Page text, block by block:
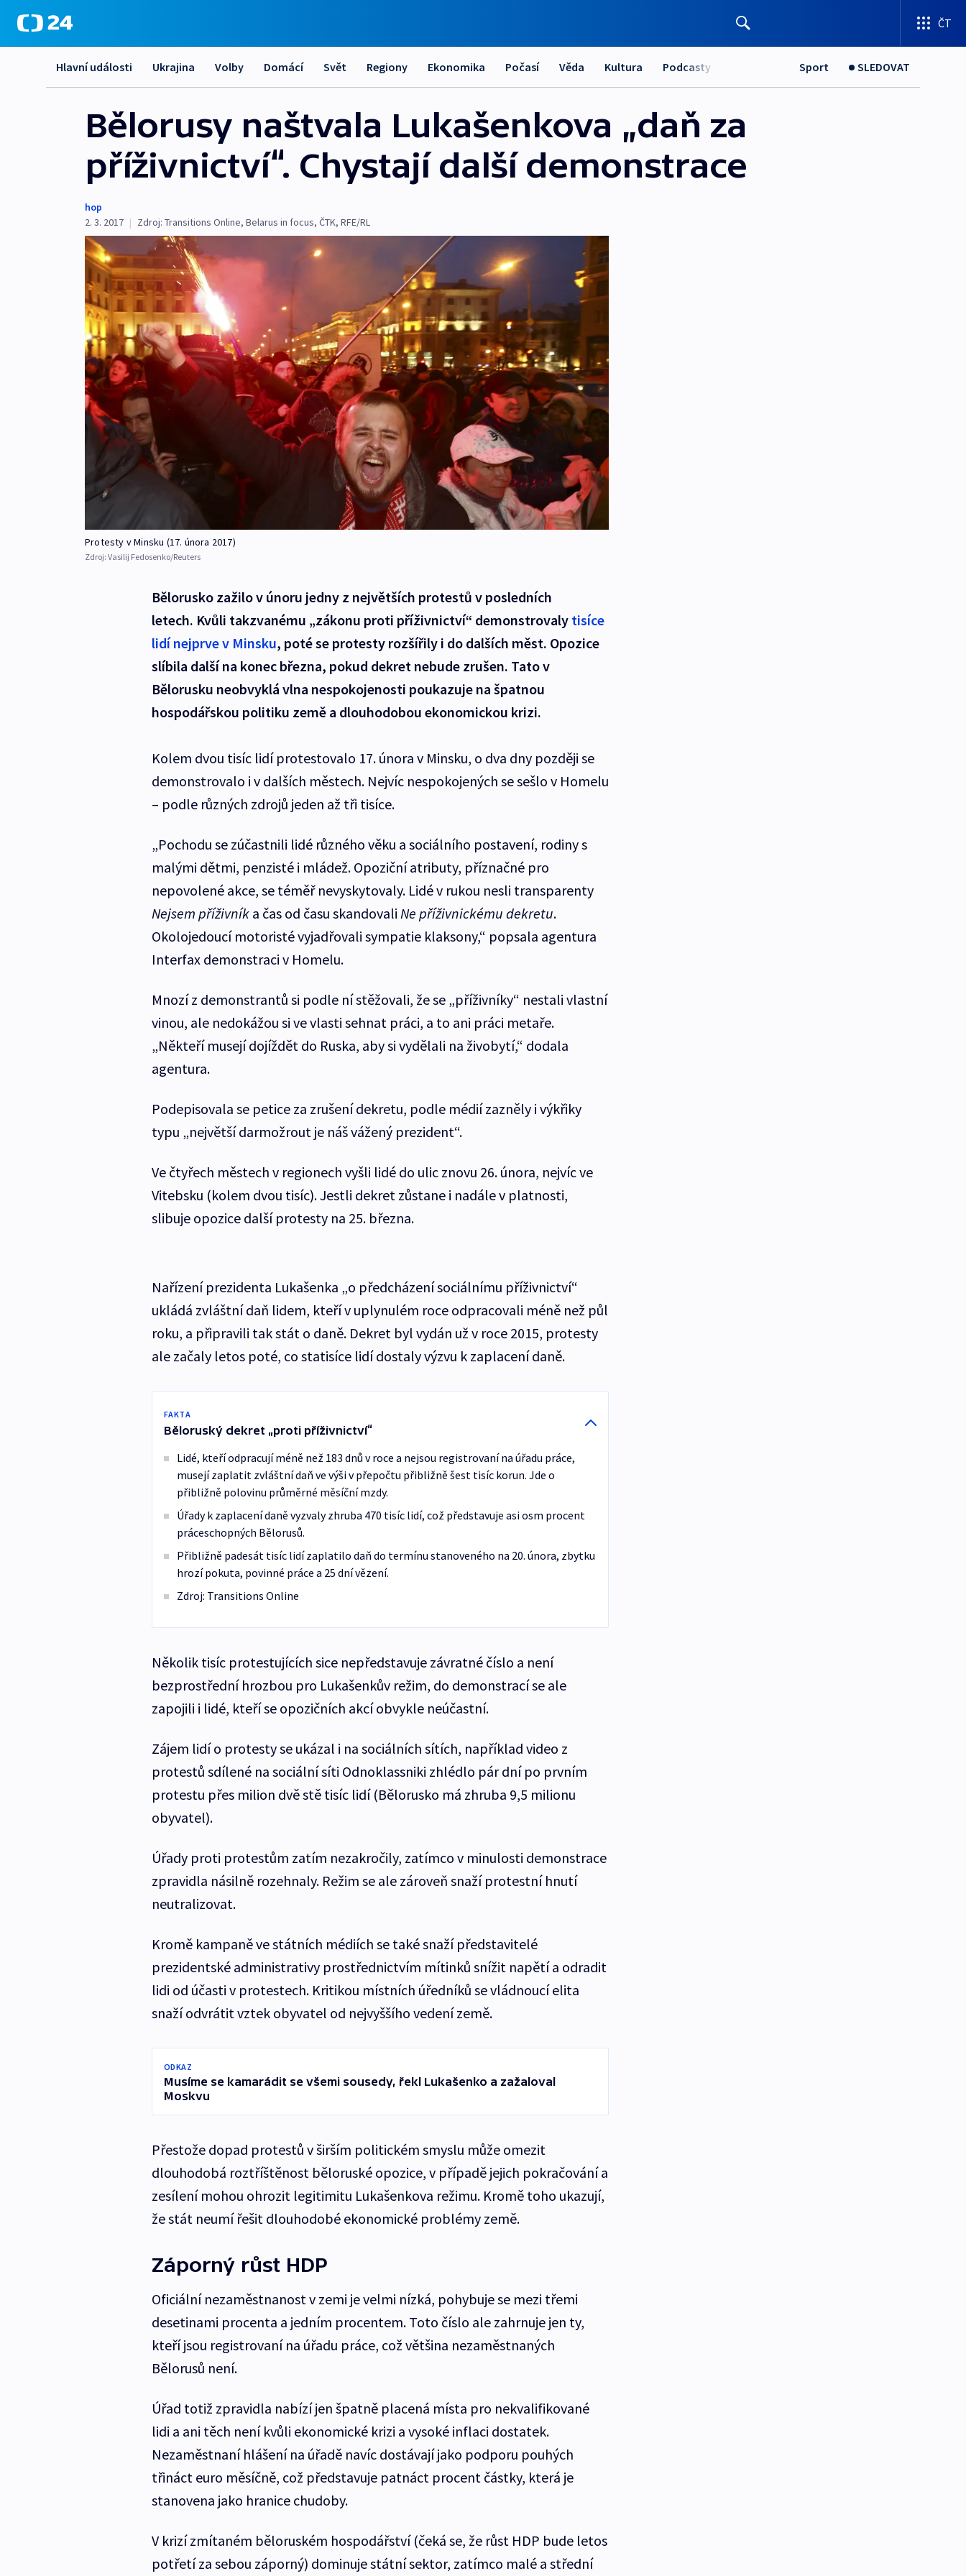
ČT
Hlavní události Ukrajina Volby Domácí Svět Regiony Ekonomika Počasí Věda Kultura Podcasty Sport SLEDOVAT
Bělorusy naštvala Lukašenkova „daň za
příživnictví“. Chystají další demonstrace
hop
2. 3. 2017 | Zdroj: Transitions Online, Belarus in focus, ČTK, RFE/RL
Protesty v Minsku (17. února 2017)
Zdroj: Vasilij Fedosenko/Reuters
Bělorusko zažilo v únoru jedny z největších protestů v posledních
letech. Kvůli takzvanému „zákonu proti příživnictví“ demonstrovaly tisíce
lidí nejprve v Minsku, poté se protesty rozšířily i do dalších měst. Opozice
slíbila další na konec března, pokud dekret nebude zrušen. Tato v
Bělorusku neobvyklá vlna nespokojenosti poukazuje na špatnou
hospodářskou politiku země a dlouhodobou ekonomickou krizi.
Kolem dvou tisíc lidí protestovalo 17. února v Minsku, o dva dny později se
demonstrovalo i v dalších městech. Nejvíc nespokojených se sešlo v Homelu
– podle různých zdrojů jeden až tři tisíce.
„Pochodu se zúčastnili lidé různého věku a sociálního postavení, rodiny s
malými dětmi, penzisté i mládež. Opoziční atributy, příznačné pro
nepovolené akce, se téměř nevyskytovaly. Lidé v rukou nesli transparenty
Nejsem příživníka čas od času skandovali Ne příživnickému dekretu.
Okolojedoucí motoristé vyjadřovali sympatie klaksony,“ popsala agentura
Interfax demonstraci v Homelu.
Mnozí z demonstrantů si podle ní stěžovali, že se „příživníky“ nestali vlastní
vinou, ale nedokážou si ve vlasti sehnat práci, a to ani práci metaře.
„Někteří musejí dojíždět do Ruska, aby si vydělali na živobytí,“ dodala
agentura.
Podepisovala se petice za zrušení dekretu, podle médií zazněly i výkřiky
typu „největší darmožrout je náš vážený prezident“.
Ve čtyřech městech v regionech vyšli lidé do ulic znovu 26. února, nejvíc ve
Vitebsku (kolem dvou tisíc). Jestli dekret zůstane i nadále v platnosti,
slibuje opozice další protesty na 25. března.
Nařízení prezidenta Lukašenka „o předcházení sociálnímu příživnictví“
ukládá zvláštní daň lidem, kteří v uplynulém roce odpracovali méně než půl
roku, a připravili tak stát o daně. Dekret byl vydán už v roce 2015, protesty
ale začaly letos poté, co statisíce lidí dostaly výzvu k zaplacení daně.
FAKTA
Běloruský dekret „proti příživnictví“
Lidé, kteří odpracují méně než 183 dnů v roce a nejsou registrovaní na úřadu práce,
musejí zaplatit zvláštní daň ve výši v přepočtu přibližně šest tisíc korun. Jde o
přibližně polovinu průměrné měsíční mzdy.
Úřady k zaplacení daně vyzvaly zhruba 470 tisíc lidí, což představuje asi osm procent
práceschopných Bělorusů.
Přibližně padesát tisíc lidí zaplatilo daň do termínu stanoveného na 20. února, zbytku
hrozí pokuta, povinné práce a 25 dní vězení.
Zdroj: Transitions Online
Několik tisíc protestujících sice nepředstavuje závratné číslo a není
bezprostřední hrozbou pro Lukašenkův režim, do demonstrací se ale
zapojili i lidé, kteří se opozičních akcí obvykle neúčastní.
Zájem lidí o protesty se ukázal i na sociálních sítích, například video z
protestů sdílené na sociální síti Odnoklassniki zhlédlo pár dní po prvním
protestu přes milion dvě stě tisíc lidí (Bělorusko má zhruba 9,5 milionu
obyvatel).
Úřady proti protestům zatím nezakročily, zatímco v minulosti demonstrace
zpravidla násilně rozehnaly. Režim se ale zároveň snaží protestní hnutí
neutralizovat.
Kromě kampaně ve státních médiích se také snaží představitelé
prezidentské administrativy prostřednictvím mítinků snížit napětí a odradit
lidi od účasti v protestech. Kritikou místních úředníků se vládnoucí elita
snaží odvrátit vztek obyvatel od nejvyššího vedení země.
ODKAZ
Musíme se kamarádit se všemi sousedy, řekl Lukašenko a zažaloval
Moskvu
Přestože dopad protestů v širším politickém smyslu může omezit
dlouhodobá roztříštěnost běloruské opozice, v případě jejich pokračování a
zesílení mohou ohrozit legitimitu Lukašenkova režimu. Kromě toho ukazují,
že stát neumí řešit dlouhodobé ekonomické problémy země.
Záporný růst HDP
Oficiální nezaměstnanost v zemi je velmi nízká, pohybuje se mezi třemi
desetinami procenta a jedním procentem. Toto číslo ale zahrnuje jen ty,
kteří jsou registrovaní na úřadu práce, což většina nezaměstnaných
Bělorusů není.
Úřad totiž zpravidla nabízí jen špatně placená místa pro nekvalifikované
lidi a ani těch není kvůli ekonomické krizi a vysoké inflaci dostatek.
Nezaměstnaní hlášení na úřadě navíc dostávají jako podporu pouhých
třináct euro měsíčně, což představuje patnáct procent částky, která je
stanovena jako hranice chudoby.
V krizí zmítaném běloruském hospodářství (čeká se, že růst HDP bude letos
potřetí za sebou záporný) dominuje státní sektor, zatímco malé a střední